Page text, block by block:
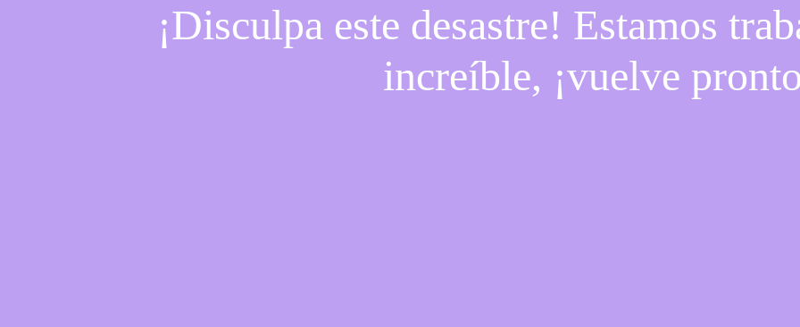
¡Disculpa este desastre! Estamos
increíble, ¡vuelve